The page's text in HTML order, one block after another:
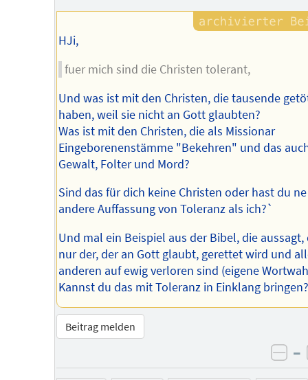
Autors
HJi,
fuer mich sind die Christen tolerant,
Und was ist mit den Christen, die tausende
haben, weil sie nicht an Gott glaubten?
Was ist mit den Christen, die als Missionar
Eingeborenenstämme "Bekehren" und das
Gewalt, Folter und Mord?
Sind das für dich keine Christen oder hast du ne
andere Auffassung von Toleranz als ich?`
Und mal ein Beispiel aus der Bibel, die aussagt,
nur der, der an Gott glaubt, gerettet wird und
anderen auf ewig verloren sind (eigene
Kannst du das mit Toleranz in Einklang bringen?
Beitrag melden
–